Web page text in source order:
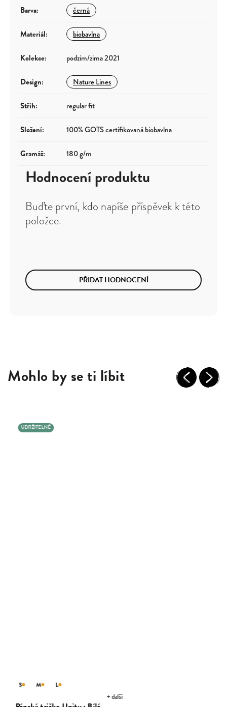
Barva: černá
Materiál: biobavlna
Kolekce: podzim/zima 2021
Design: Nature Lines
Střih: regular fit
Složení: 100% GOTS certifikovaná biobavlna
Gramáž: 180 g/m
Hodnocení produktu
Buďte první, kdo napíše příspěvek k této
položce.
PŘIDAT HODNOCENÍ
Mohlo by se ti líbit Previous
UDRŽITELNÉ
S M L
+ další
Next